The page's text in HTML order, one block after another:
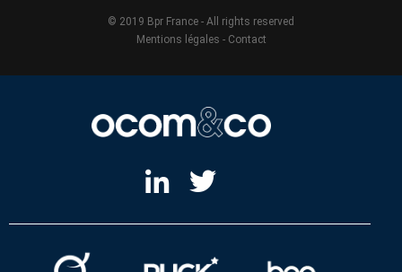
© 2019 Bpr France - All rights reserved
Mentions légales - Contact